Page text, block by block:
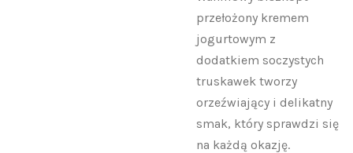
przełożony kremem
jogurtowym z
dodatkiem soczystych
truskawek tworzy
orzeźwiający i delikatny
smak, który sprawdzi się
na każdą okazję.